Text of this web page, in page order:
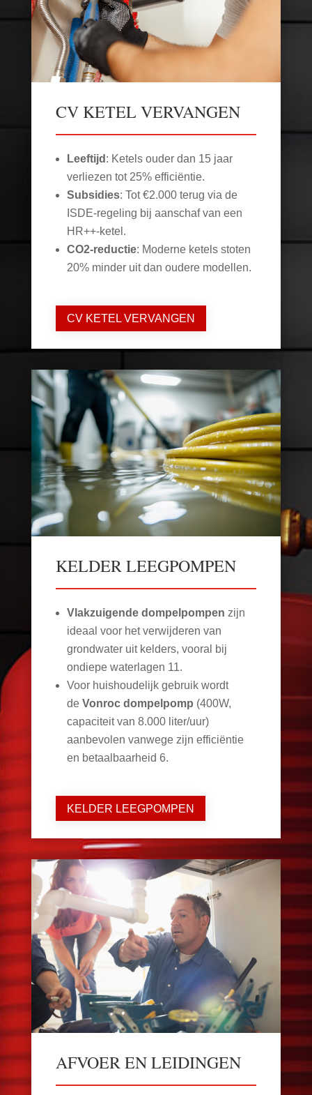
CV KETEL VERVANGEN
Leeftijd : Ketels ouder dan 15 jaar
verliezen tot 25% efficiëntie.
Subsidies: Tot €2.000 terug via de
ISDE-regeling bij aanschaf van een
HR++-ketel.
CO2-reductie: Moderne ketels stoten
20% minder uit dan oudere modellen.
CV KETEL VERVANGEN
KELDER LEEGPOMPEN
Vlakzuigende dompelpompen zijn
ideaal voor het verwijderen van
grondwater uit kelders, vooral bij
ondiepe waterlagen 11.
Voor huishoudelijk gebruik wordt
de Vonroc dompelpomp (400W,
capaciteit van 8.000 liter/uur)
aanbevolen vanwege zijn efficiëntie
en betaalbaarheid 6.
KELDER LEEGPOMPEN
AFVOER EN LEIDINGEN